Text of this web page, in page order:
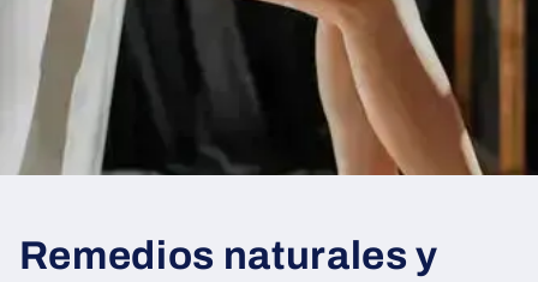
Remedios naturales y